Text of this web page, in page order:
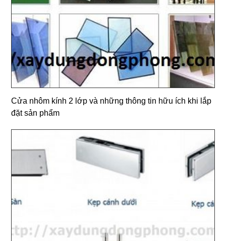
Cửa nhôm kính 2 lớp và những thông tin hữu ích khi lắp
đặt sản phẩm